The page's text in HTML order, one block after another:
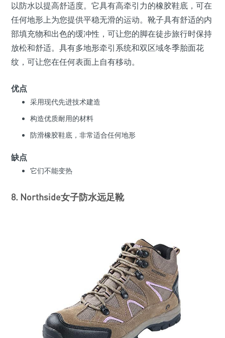
以防水以提高舒适度。它具有高牵引力的橡胶鞋底，可在
任何地形上为您提供平稳无滑的运动。靴子具有舒适的内
部填充物和出色的缓冲性，可让您的脚在徒步旅行时保持
放松和舒适。具有多地形牵引系统和双区域冬季胎面花
纹，可让您在任何表面上自有移动。
优点
采用现代先进技术建造
构造优质耐用的材料
防滑橡胶鞋底，非常适合任何地形
缺点
它们不能变热
8. Northside女子防水远足靴